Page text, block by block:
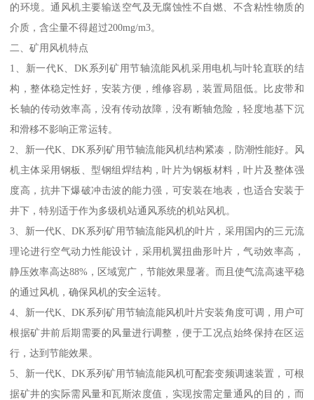
的环境。通风机主要输送空气及无腐蚀性不自燃、不含粘性物质的
介质，含尘量不得超过200mg/m3。
二、矿用风机特点
1、新一代K、DK系列矿用节轴流能风机采用电机与叶轮直联的结
构，整体稳定性好，安装方便，维修容易，装置局阻低。比皮带和
长轴的传动效率高，没有传动故障，没有断轴危险，轻度地基下沉
和滑移不影响正常运转。
2、新一代K、DK系列矿用节轴流能风机结构紧凑，防潮性能好。风
机主体采用钢板、型钢组焊结构，叶片为钢板材料，叶片及整体强
度高，抗井下爆破冲击波的能力强，可安装在地表，也适合安装于
井下，特别适于作为多级机站通风系统的机站风机。
3、新一代K、DK系列矿用节轴流能风机的叶片，采用国内的三元流
理论进行空气动力性能设计，采用机翼扭曲形叶片，气动效率高，
静压效率高达88%，区域宽广，节能效果显著。而且使气流高速平稳
的通过风机，确保风机的安全运转。
4、新一代K、DK系列矿用节轴流能风机叶片安装角度可调，用户可
根据矿井前后期需要的风量进行调整，便于工况点始终保持在区运
行，达到节能效果。
5、新一代K、DK系列矿用节轴流能风机可配套变频调速装置，可根
据矿井的实际需风量和瓦斯浓度值，实现按需定量通风的目的，而